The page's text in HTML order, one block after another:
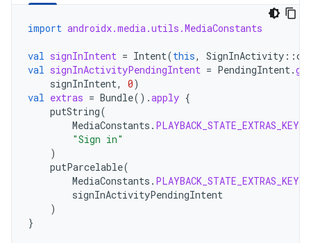
import androidx.media.utils.MediaConstants
val signInIntent = Intent(this, SignInActivity ::
val signInActivityPendingIntent = PendingIntent.
signInIntent, 0)
val extras = Bundle().apply {
putString(
MediaConstants .
"Sign in"
)
putParcelable(
MediaConstants .
signInActivityPendingIntent
)
}